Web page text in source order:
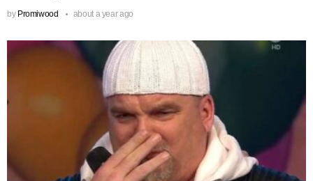
by Promiwood about a year ago